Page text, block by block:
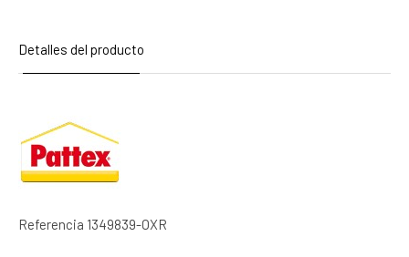
Detalles del producto
Referencia 1349839-OXR